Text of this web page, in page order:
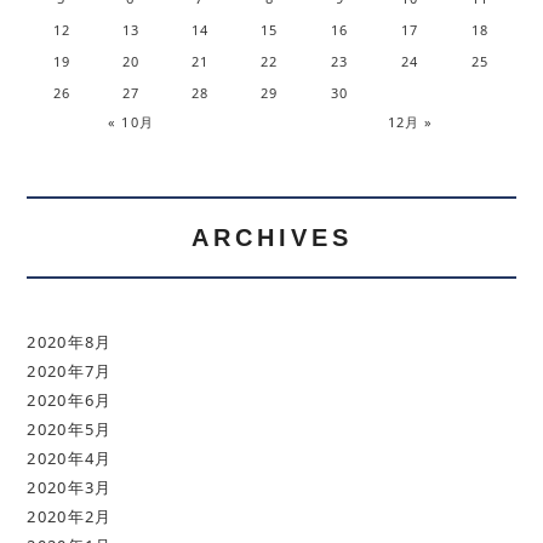
« 10月 12月 »
12
13 14 15 16 17
18
19
20 21 22 23 24
25
26
27 28 29 30
ARCHIVES
2020年8月
2020年7月
2020年6月
2020年5月
2020年4月
2020年3月
2020年2月